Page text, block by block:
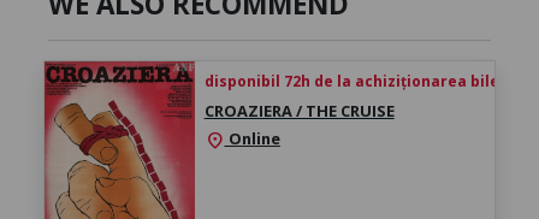
disponibil 72h de la achiziționarea biletului
CROAZIERA / THE CRUISE
location_on Online